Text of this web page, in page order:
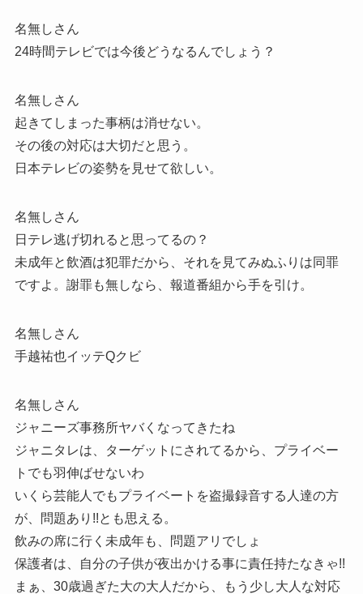
名無しさん
24時間テレビでは今後どうなるんでしょう？
名無しさん
起きてしまった事柄は消せない。
その後の対応は大切だと思う。
日本テレビの姿勢を見せて欲しい。
名無しさん
日テレ逃げ切れると思ってるの？
未成年と飲酒は犯罪だから、それを見てみぬふりは同罪
ですよ。謝罪も無しなら、報道番組から手を引け。
名無しさん
手越祐也イッテQクビ
名無しさん
ジャニーズ事務所ヤバくなってきたね
ジャニタレは、ターゲットにされてるから、プライベー
トでも羽伸ばせないわ
いくら芸能人でもプライベートを盗撮録音する人達の方
が、問題あり!!とも思える。
飲みの席に行く未成年も、問題アリでしょ
保護者は、自分の子供が夜出かける事に責任持たなきゃ!!
まぁ、30歳過ぎた大の大人だから、もう少し大人な対応